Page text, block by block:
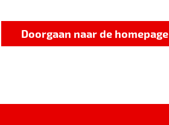
Doorgaan naar de homepage